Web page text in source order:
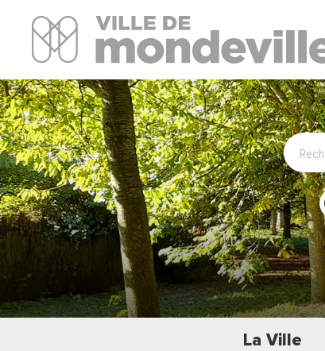
Site Officiel de la ville de Mondeville
La Ville